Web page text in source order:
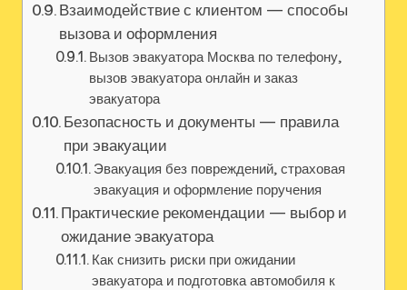
Взаимодействие с клиентом — способы
вызова и оформления
Вызов эвакуатора Москва по телефону‚
вызов эвакуатора онлайн и заказ
эвакуатора
Безопасность и документы — правила
при эвакуации
Эвакуация без повреждений‚ страховая
эвакуация и оформление поручения
Практические рекомендации — выбор и
ожидание эвакуатора
Как снизить риски при ожидании
эвакуатора и подготовка автомобиля к